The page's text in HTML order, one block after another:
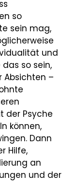
so
sein mag,
und
so sein,
Absichten –
der Psyche
können,
Dann
Hilfe,
an
und der